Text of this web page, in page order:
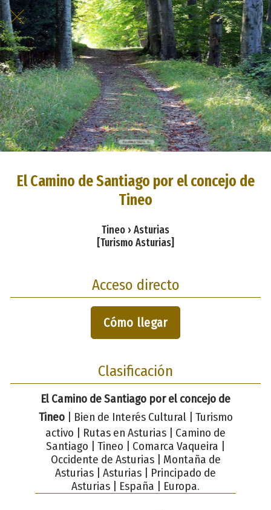
El Camino de Santiago por el concejo de
Tineo
Tineo › Asturias
[Turismo Asturias]
Acceso directo
Cómo llegar
Clasificación
El Camino de Santiago por el concejo de
Tineo| Bien de Interés Cultural | Turismo
activo | Rutas en Asturias | Camino de
Santiago | Tineo | Comarca Vaqueira |
Occidente de Asturias | Montaña de
Asturias | Asturias | Principado de
Asturias | España | Europa.